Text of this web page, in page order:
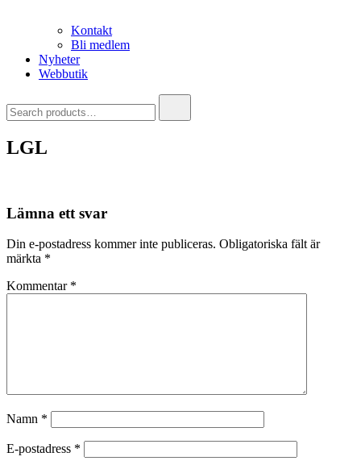
Kontakt
Bli medlem
Nyheter
Webbutik
for:
LGL
Lämna ett svar
Din e-postadress kommer inte publiceras. Obligatoriska fält är
märkta *
Kommentar *
Namn *
E-postadress *